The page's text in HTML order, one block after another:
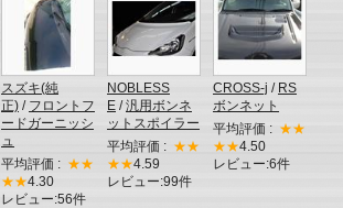
スズキ(純
正) / フロントフ
ードガーニッシ
ュ
平均評価 : ★★
★★4.30
レビュー:56件
NOBLESS
E /汎用ボンネ
ットスポイラー
平均評価 : ★★
★★4.59
レビュー:99件
CROSS-j / RS
ボンネット
平均評価 : ★★
★★4.50
レビュー:6件